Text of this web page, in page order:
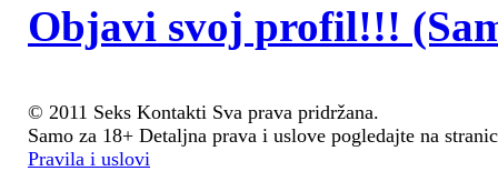
Objavi svoj profil!!!
© 2011 Seks Kontakti Sva prava pridržana.
Samo za 18+ Detaljna prava i uslove pogledajte na
Pravila i uslovi